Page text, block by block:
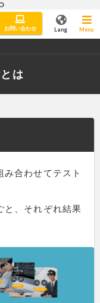
DLPO」
お問い合わせ Lang Menu
は
合わせてテスト
と、それぞれ結果